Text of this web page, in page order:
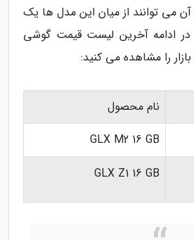
می توانند از میان این مدل ها یک
در ادامه آخرین لیست قیمت گوشی
را مشاهده می کنید:
نام محصول
GLX M2 16 GB
GLX Z1 16 GB